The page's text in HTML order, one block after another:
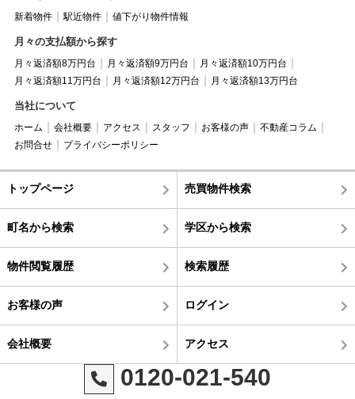
新着物件 駅近物件 値下がり物件情報
月々の支払額から探す
月々返済額8万円台 月々返済額9万円台
月々返済額10万円台
月々返済額11万円台
月々返済額12万円台 月々返済額13万円台
当社について
ホーム 会社概要 アクセス スタッフ お客様の声
不動産コラム
お問合せ
プライバシーポリシー
トップページ 売買物件検索
町名から検索 学区から検索
物件閲覧履歴 検索履歴
お客様の声 ログイン
会社概要 アクセス
0120-021-540